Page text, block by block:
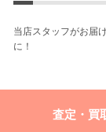
当店スタッフがお届
に！
査定・買